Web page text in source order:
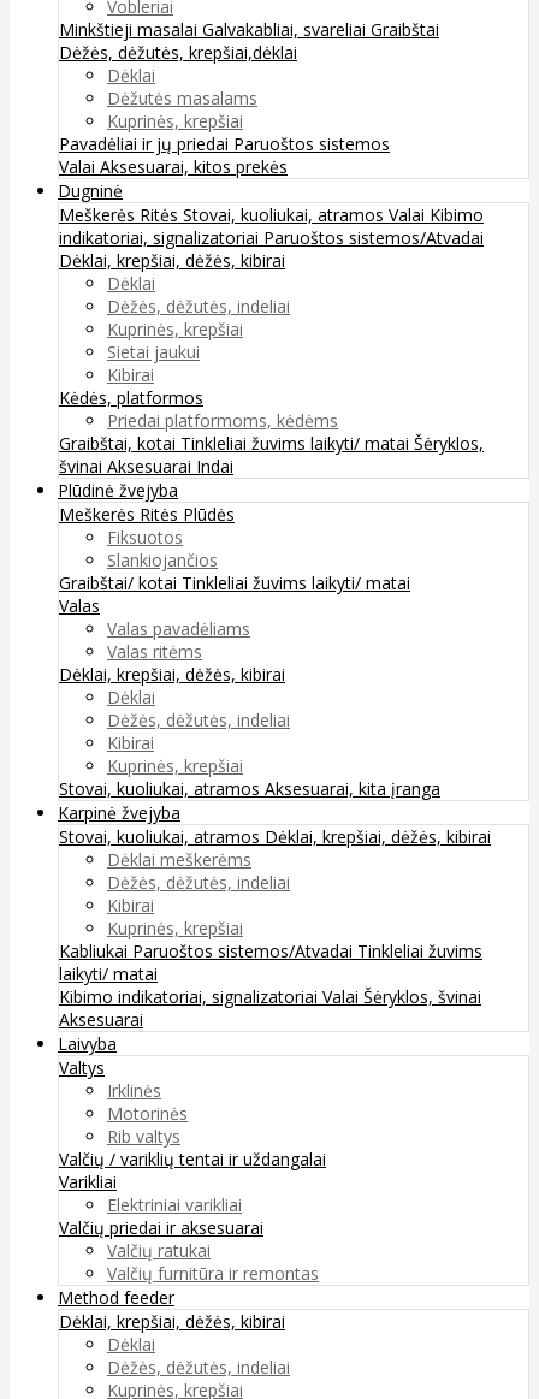
Vobleriai
Minkštieji masalai Galvakabliai, svareliai Graibštai
Dėžės, dėžutės, krepšiai,dėklai
Dėklai
Dėžutės masalams
Kuprinės, krepšiai
Pavadėliai ir jų priedai Paruoštos sistemos
Valai Aksesuarai, kitos prekės
Dugninė
Meškerės Ritės Stovai, kuoliukai, atramos Valai Kibimo
indikatoriai, signalizatoriai Paruoštos sistemos/Atvadai
Dėklai, krepšiai, dėžės, kibirai
Dėklai
Dėžės, dėžutės, indeliai
Kuprinės, krepšiai
Sietai jaukui
Kibirai
Kėdės, platformos
Priedai platformoms, kėdėms
Graibštai, kotai Tinkleliai žuvims laikyti/ matai Šėryklos,
švinai Aksesuarai Indai
Plūdinė žvejyba
Meškerės Ritės Plūdės
Fiksuotos
Slankiojančios
Graibštai/ kotai Tinkleliai žuvims laikyti/ matai
Valas
Valas pavadėliams
Valas ritėms
Dėklai, krepšiai, dėžės, kibirai
Dėklai
Dėžės, dėžutės, indeliai
Kibirai
Kuprinės, krepšiai
Stovai, kuoliukai, atramos Aksesuarai, kita įranga
Karpinė žvejyba
Stovai, kuoliukai, atramos Dėklai, krepšiai, dėžės, kibirai
Dėklai meškerėms
Dėžės, dėžutės, indeliai
Kibirai
Kuprinės, krepšiai
Kabliukai Paruoštos sistemos/Atvadai Tinkleliai žuvims
laikyti/ matai
Kibimo indikatoriai, signalizatoriai Valai Šėryklos, švinai
Aksesuarai
Laivyba
Valtys
Irklinės
Motorinės
Rib valtys
Valčių / variklių tentai ir uždangalai
Varikliai
Elektriniai varikliai
Valčių priedai ir aksesuarai
Valčių ratukai
Valčių furnitūra ir remontas
Method feeder
Dėklai, krepšiai, dėžės, kibirai
Dėklai
Dėžės, dėžutės, indeliai
Kuprinės, krepšiai